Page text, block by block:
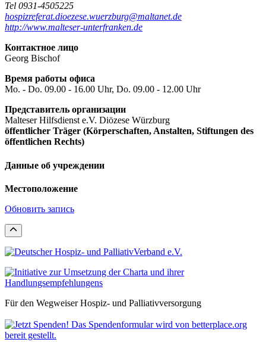
Tel 0931-4505225
hospizreferat.dioezese.wuerzburg@maltanet.de
http://www.malteser-unterfranken.de
Контактное лицо
Georg Bischof
Время работы офиса
Mo. - Do. 09.00 - 16.00 Uhr, Do. 09.00 - 12.00 Uhr
Представитель организации
Malteser Hilfsdienst e.V. Diözese Würzburg
öffentlicher Träger (Körperschaften, Anstalten, Stiftungen des
öffentlichen Rechts)
Данные об учреждении
Местоположение
Обновить запись
Für den Wegweiser Hospiz- und Palliativversorgung